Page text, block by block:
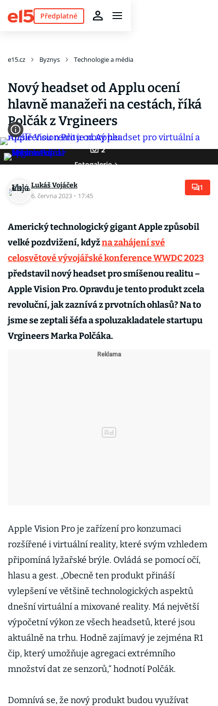
Předplatné
e15.cz Byznys Technologie a média
Nový headset od Applu ocení
hlavně manažeři na cestách, říká
Polčák z Vrgineers
2
Fotogalerie
Lukáš Vojáček
6. června 2023 · 17:45
1
Americký technologický gigant Apple způsobil
velké pozdvižení, kdyžna zahájení své
celosvětové vývojářské konference WWDC 2023
představil nový headset pro smíšenou realitu –
Apple Vision Pro. Opravdu je tento produkt zcela
revoluční, jak zaznívá z prvotních ohlasů? Na to
jsme se zeptali šéfa a spoluzakladatele startupu
Vrgineers Marka Polčáka.
Apple Vision Pro je zařízení pro konzumaci
rozšířené i virtuální reality, které svým vzhledem
připomíná lyžařské brýle. Ovládá se pomocí očí,
hlasu a gest. „Obecně ten produkt přináší
vylepšení ve většině technologických aspektů
dnešní virtuální a mixované reality. Má největší
výpočetní výkon ze všech headsetů, které jsou
aktuálně na trhu. Hodně zajímavý je zejména R1
čip, který umožňuje agregaci extrémního
množství dat ze senzorů,“ hodnotí Polčák.
Domnívá se, že nový produkt budou využívat